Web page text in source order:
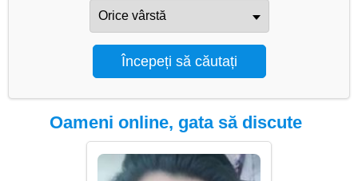
Oameni online, gata să discute